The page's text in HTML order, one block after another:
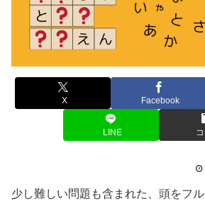
X Facebook
LINE
少し難しい問題も含まれた、頭をフ